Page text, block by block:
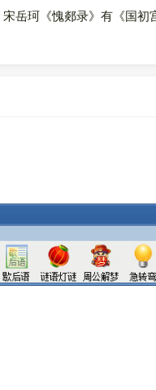
岳珂《愧郯录》有《国初